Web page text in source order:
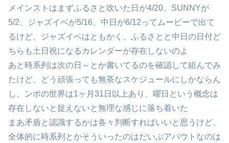
メインストはまずふるさと吹いた日が4/20、SUNNYが
5/2、ジャズイベが5/16、中日が6/12ってムービーで出て
るけど、ジャズイベはともかく、ふるさとと中日の日付ど
ちらも土日祝になるカレンダーが存在しないのよ
あと時系列は次の日～とか書いてるのを確認して組んでみ
たけど、どう頑張っても無茶なスケジュールにしかならん
し、ンボの世界は1ヶ月31日以上あり、曜日という概念は
存在しないと捉えないと無理な感じに落ち着いた
まあ矛盾と認識するかは各々判断すればいいと思うけど、
全体的に時系列とかそういったのはだいぶアバウトなのは